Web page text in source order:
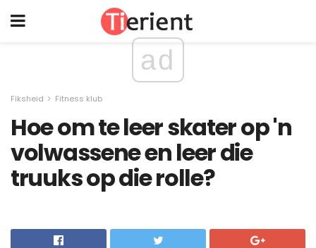
ad
Fiksheid Fitness klub
Hoe om te leer skater op 'n
volwassene en leer die
truuks op die rolle?